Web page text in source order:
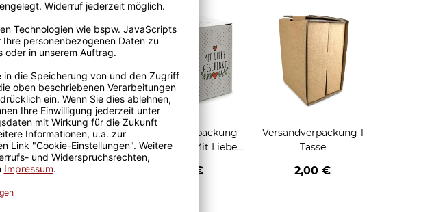
Geschenkverpackung 1
Tasse mit Fenster
2,50 €
Geschenkverpackung
für Tassen - Mit Liebe
2,95 €
Versandverpackung 1
Tasse
2,00 €
Grußkarten zum Verschenken